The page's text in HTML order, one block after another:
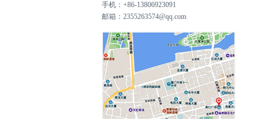
手机：+86-13806923091
邮箱： 2355263574@qq.com